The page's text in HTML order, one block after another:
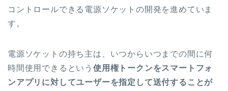
コントロールできる電源ソケットの開発を進めていま
す。
電源ソケットの持ち主は、いつからいつまでの間に何
時間使用できるという 使用権トークンをスマートフォ
ンアプリに対してユーザーを指定して送付することが